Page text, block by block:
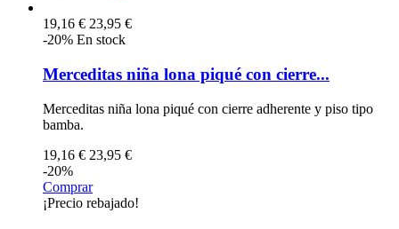
19,16 € 23,95 €
-20% En stock
Merceditas niña lona piqué con cierre...
Merceditas niña lona piqué con cierre adherente y piso tipo
bamba.
19,16 € 23,95 €
-20%
Comprar
¡Precio rebajado!